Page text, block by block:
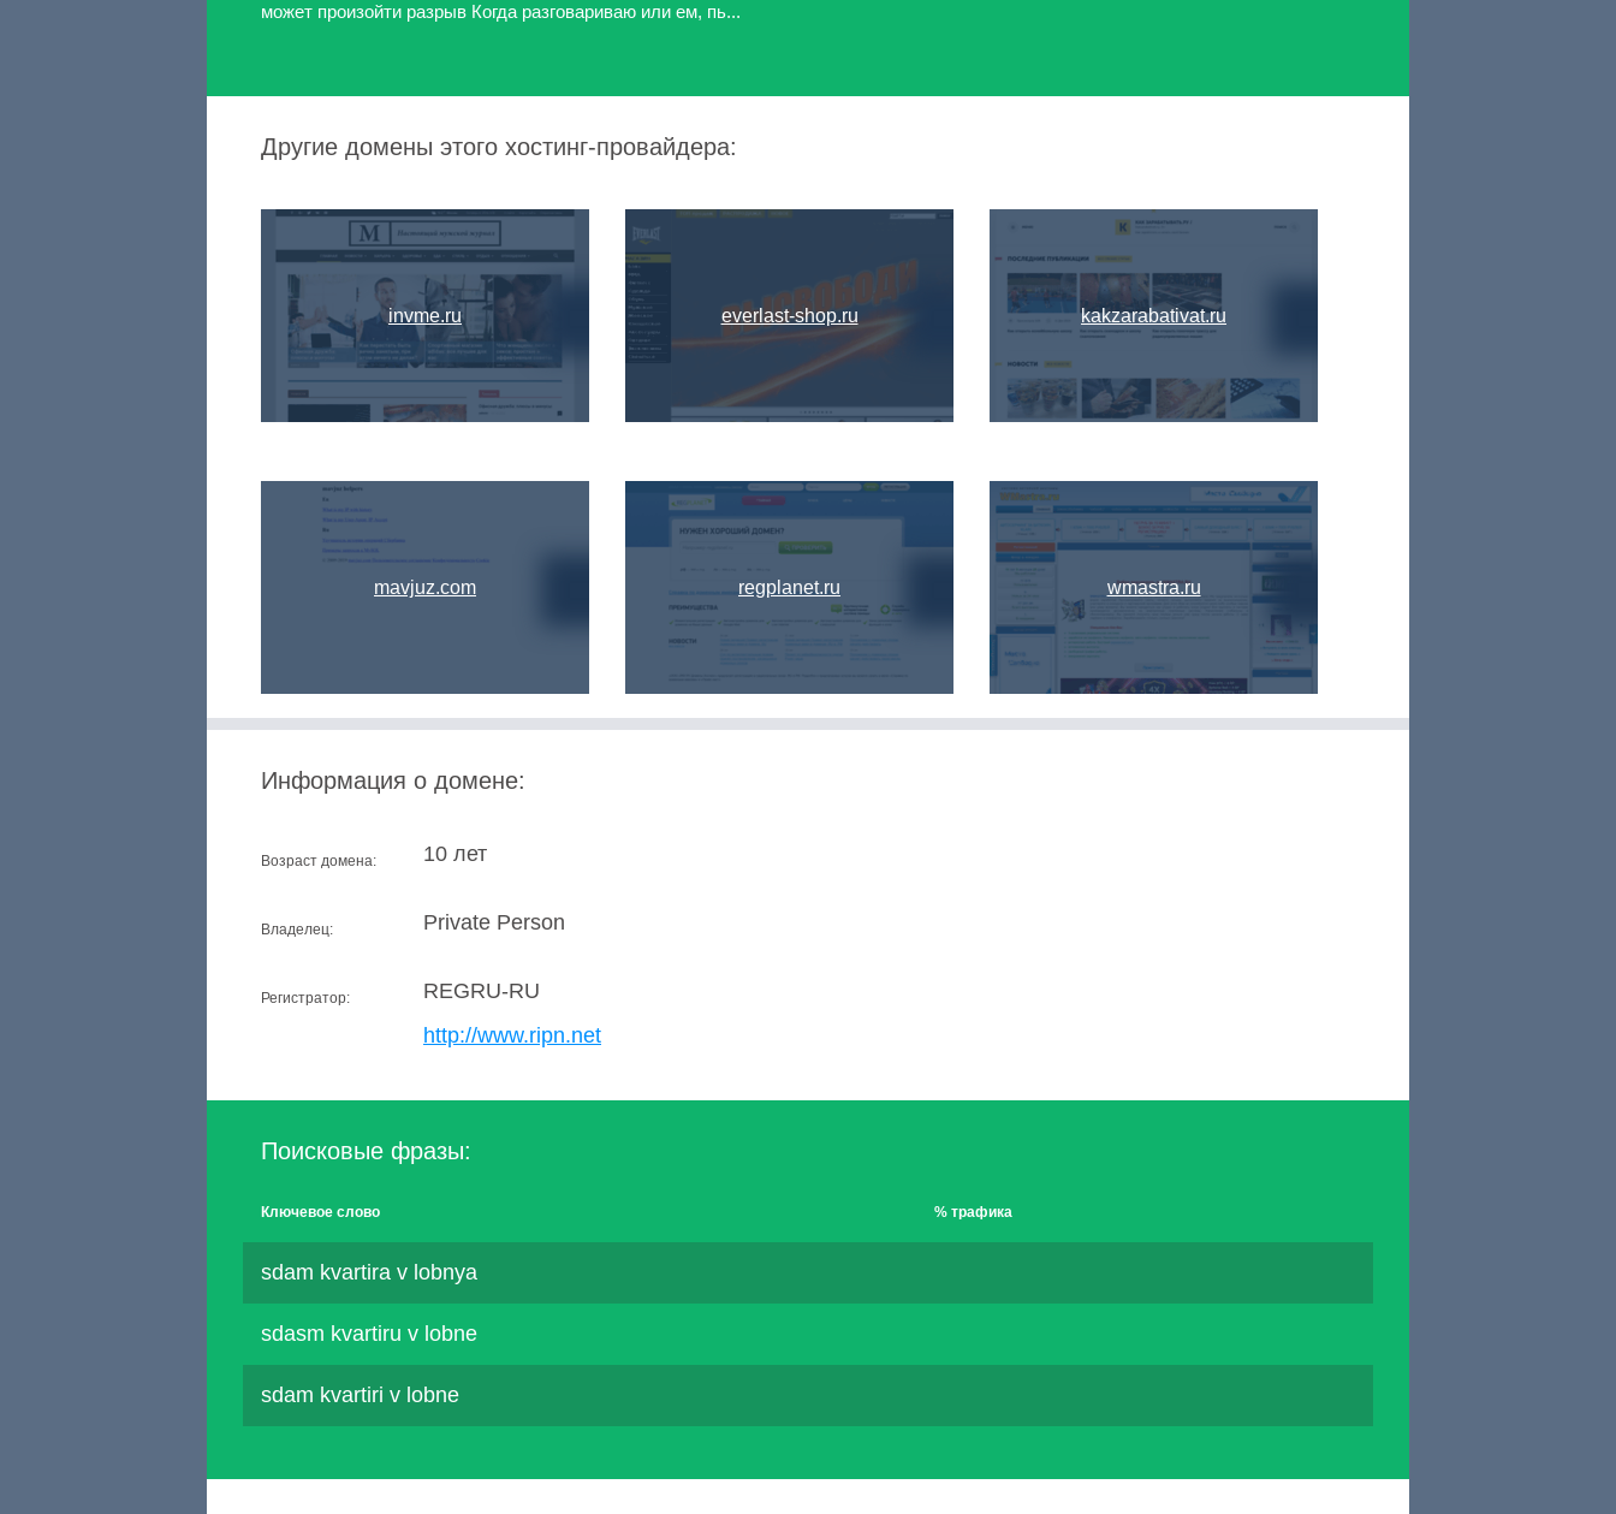
может произойти разрыв Когда разговариваю или ем, пь...
Другие домены этого хостинг-провайдера:
invme.ru
mavjuz.com
everlast-shop.ru
regplanet.ru
kakzarabativat.ru
wmastra.ru
Информация о домене:
Возраст домена: 10 лет
Владелец: Private Person
Регистратор:
REGRU-RU
http://www.ripn.net
Поисковые фразы:
Ключевое слово % трафика
sdam kvartira v lobnya
sdasm kvartiru v lobne
sdam kvartiri v lobne